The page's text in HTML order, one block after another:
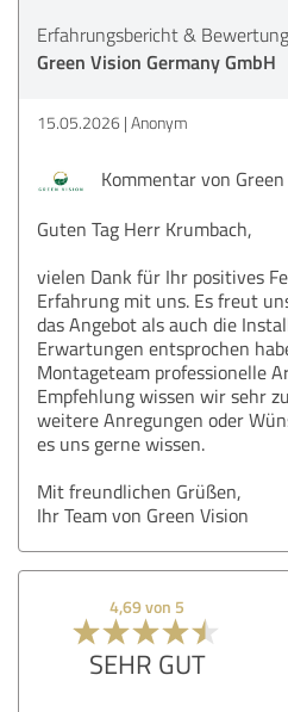
Erfahrungsbericht &
Green Vision Germany GmbH
15.05.2026 Anonym
Kommentar von
Guten Tag Herr Krumbach,
vielen Dank für Ihr positives
Erfahrung mit uns. Es freut
das Angebot als auch die
Erwartungen entsprochen
Montageteam professionelle
Empfehlung wissen wir sehr
weitere Anregungen oder
es uns gerne wissen.
Mit freundlichen Grüßen,
Ihr Team von Green Vision
4,69 von 5
SEHR GUT